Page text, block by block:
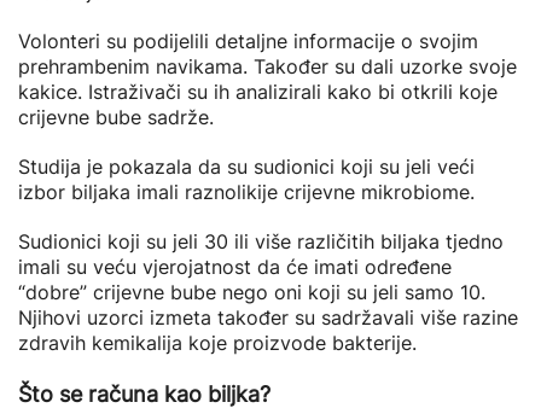
Volonteri su podijelili detaljne informacije o svojim
prehrambenim navikama. Također su dali uzorke svoje
kakice. Istraživači su ih analizirali kako bi otkrili koje
crijevne bube sadrže.
Studija je pokazala da su sudionici koji su jeli veći
izbor biljaka imali raznolikije crijevne mikrobiome.
Sudionici koji su jeli 30 ili više različitih biljaka tjedno
imali su veću vjerojatnost da će imati određene
“dobre” crijevne bube nego oni koji su jeli samo 10.
Njihovi uzorci izmeta također su sadržavali više razine
zdravih kemikalija koje proizvode bakterije.
Što se računa kao biljka?